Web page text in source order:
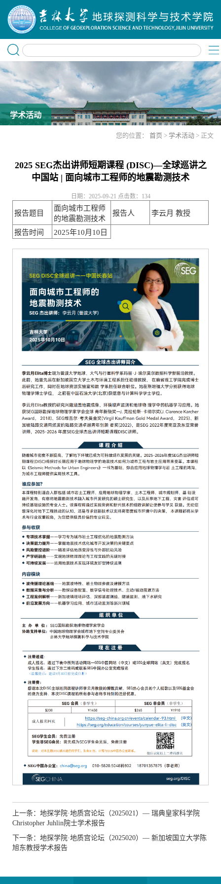
学术活动
您的位置： 首页 > 学术活动 > 正文
2025 SEG杰出讲师短期课程 (DISC)—全球巡讲之
中国站 | 面向城市工程师的地震勘测技术
日期：2025-09-21 点击数： 134
报告题目
面向城市工程师
的地震勘测技术
报告人 李云月 教授
报告时间 2025年10月10日
上一条：地探学院·地质宫论坛（2025021）— 瑞典皇家科学院
Christopher Juhlin院士学术报告
下一条：地探学院·地质宫论坛（2025020）— 新加坡国立大学陈
旭东教授学术报告